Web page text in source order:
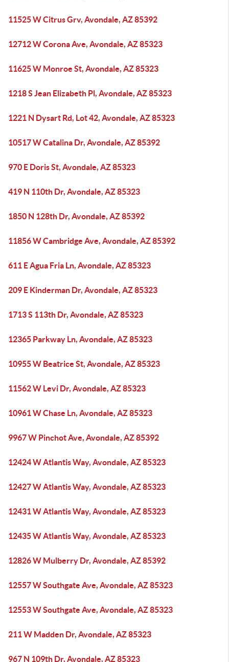
11525 W Citrus Grv, Avondale, AZ 85392
12712 W Corona Ave, Avondale, AZ 85323
11625 W Monroe St, Avondale, AZ 85323
1218 S Jean Elizabeth Pl, Avondale, AZ 85323
1221 N Dysart Rd, Lot 42, Avondale, AZ 85323
10517 W Catalina Dr, Avondale, AZ 85392
970 E Doris St, Avondale, AZ 85323
419 N 110th Dr, Avondale, AZ 85323
1850 N 128th Dr, Avondale, AZ 85392
11856 W Cambridge Ave, Avondale, AZ 85392
611 E Agua Fria Ln, Avondale, AZ 85323
209 E Kinderman Dr, Avondale, AZ 85323
1713 S 113th Dr, Avondale, AZ 85323
12365 Parkway Ln, Avondale, AZ 85323
10955 W Beatrice St, Avondale, AZ 85323
11562 W Levi Dr, Avondale, AZ 85323
10961 W Chase Ln, Avondale, AZ 85323
9967 W Pinchot Ave, Avondale, AZ 85392
12424 W Atlantis Way, Avondale, AZ 85323
12427 W Atlantis Way, Avondale, AZ 85323
12431 W Atlantis Way, Avondale, AZ 85323
12435 W Atlantis Way, Avondale, AZ 85323
12826 W Mulberry Dr, Avondale, AZ 85392
12557 W Southgate Ave, Avondale, AZ 85323
12553 W Southgate Ave, Avondale, AZ 85323
211 W Madden Dr, Avondale, AZ 85323
967 N 109th Dr, Avondale, AZ 85323